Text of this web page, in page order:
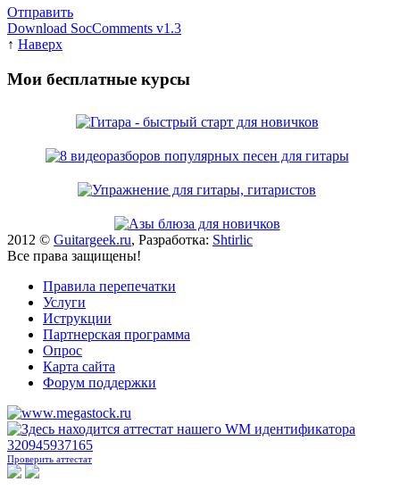
Отправить
Download SocComments v1.3
↑ Наверх
Мои бесплатные курсы
2012 © Guitargeek.ru, Разработка: Shtirlic
Все права защищены!
Правила перепечатки
Услуги
Иструкции
Партнерская программа
Опрос
Карта сайта
Форум поддержки
Проверить аттестат